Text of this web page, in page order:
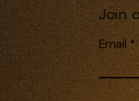
Join
Email